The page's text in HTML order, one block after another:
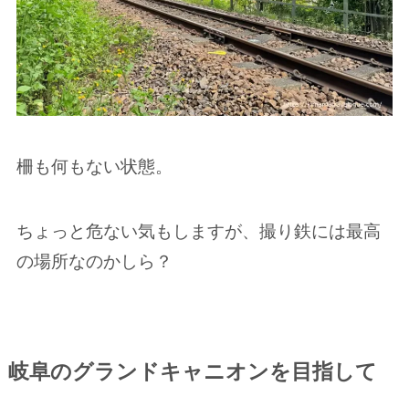
柵も何もない状態。
ちょっと危ない気もしますが、撮り鉄には最高
の場所なのかしら？
岐阜のグランドキャニオンを目指して